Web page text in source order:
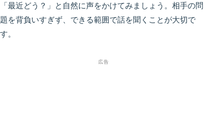
「最近どう？」と自然に声をかけてみましょう。相手の問
題を背負いすぎず、できる範囲で話を聞くことが大切で
す。
広告